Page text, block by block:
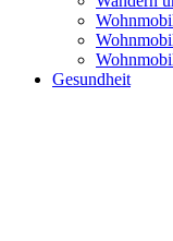
Gesundheit